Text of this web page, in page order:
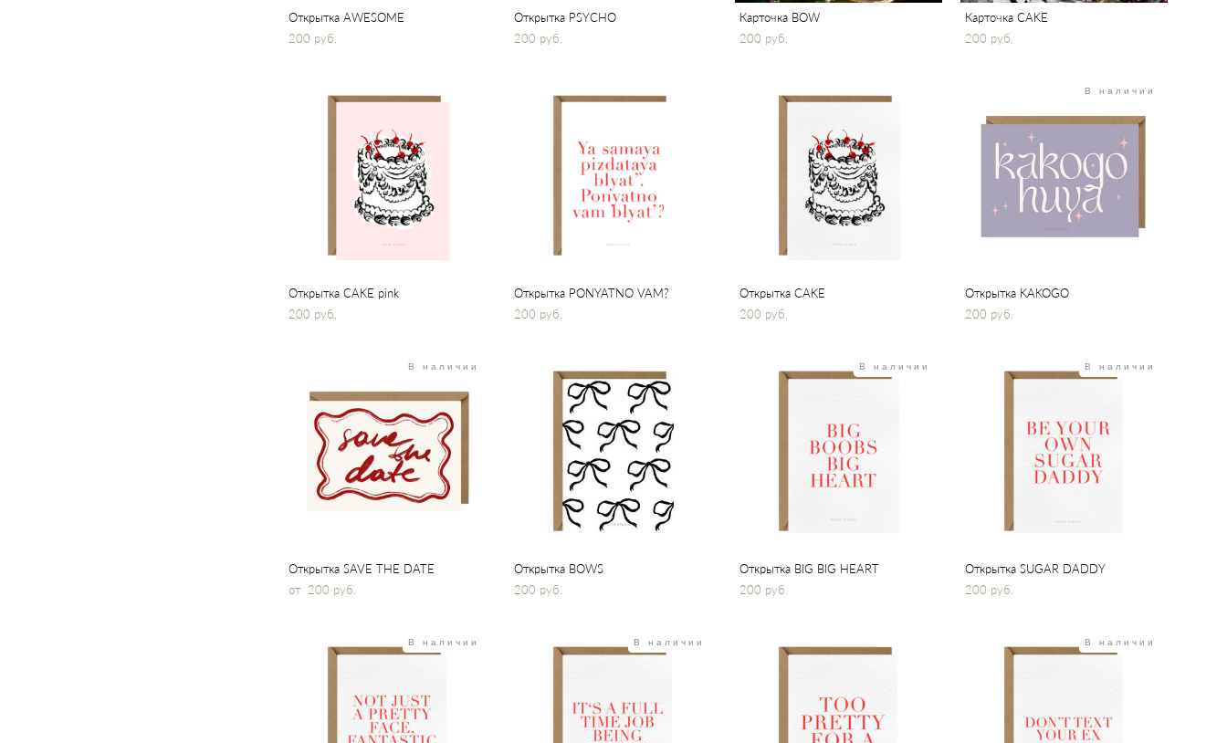
Открытка AWESOME
200 pуб.
Открытка PSYCHO
200 pуб.
Карточка BOW
200 pуб.
Карточка CAKE
200 pуб.
Открытка CAKE pink
200 pуб.
Открытка PONYATNO VAM?
200 pуб.
Открытка CAKE
200 pуб.
В наличии
Открытка KAKOGO
200 pуб.
В наличии
Открытка SAVE THE DATE
от 200 pуб.
Открытка BOWS
200 pуб.
В наличии
Открытка BIG BIG HEART
200 pуб.
В наличии
Открытка SUGAR DADDY
200 pуб.
В наличии В наличии В наличии